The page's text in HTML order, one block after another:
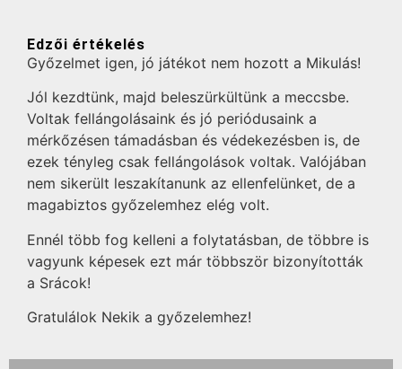
Edzői értékelés
Győzelmet igen, jó játékot nem hozott a Mikulás!
Jól kezdtünk, majd beleszürkültünk a meccsbe.
Voltak fellángolásaink és jó periódusaink a
mérkőzésen támadásban és védekezésben is, de
ezek tényleg csak fellángolások voltak. Valójában
nem sikerült leszakítanunk az ellenfelünket, de a
magabiztos győzelemhez elég volt.
Ennél több fog kelleni a folytatásban, de többre is
vagyunk képesek ezt már többször bizonyították
a Srácok!
Gratulálok Nekik a győzelemhez!